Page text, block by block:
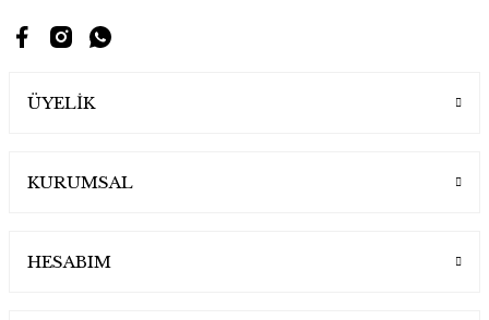
ÜYELİK
KURUMSAL
HESABIM